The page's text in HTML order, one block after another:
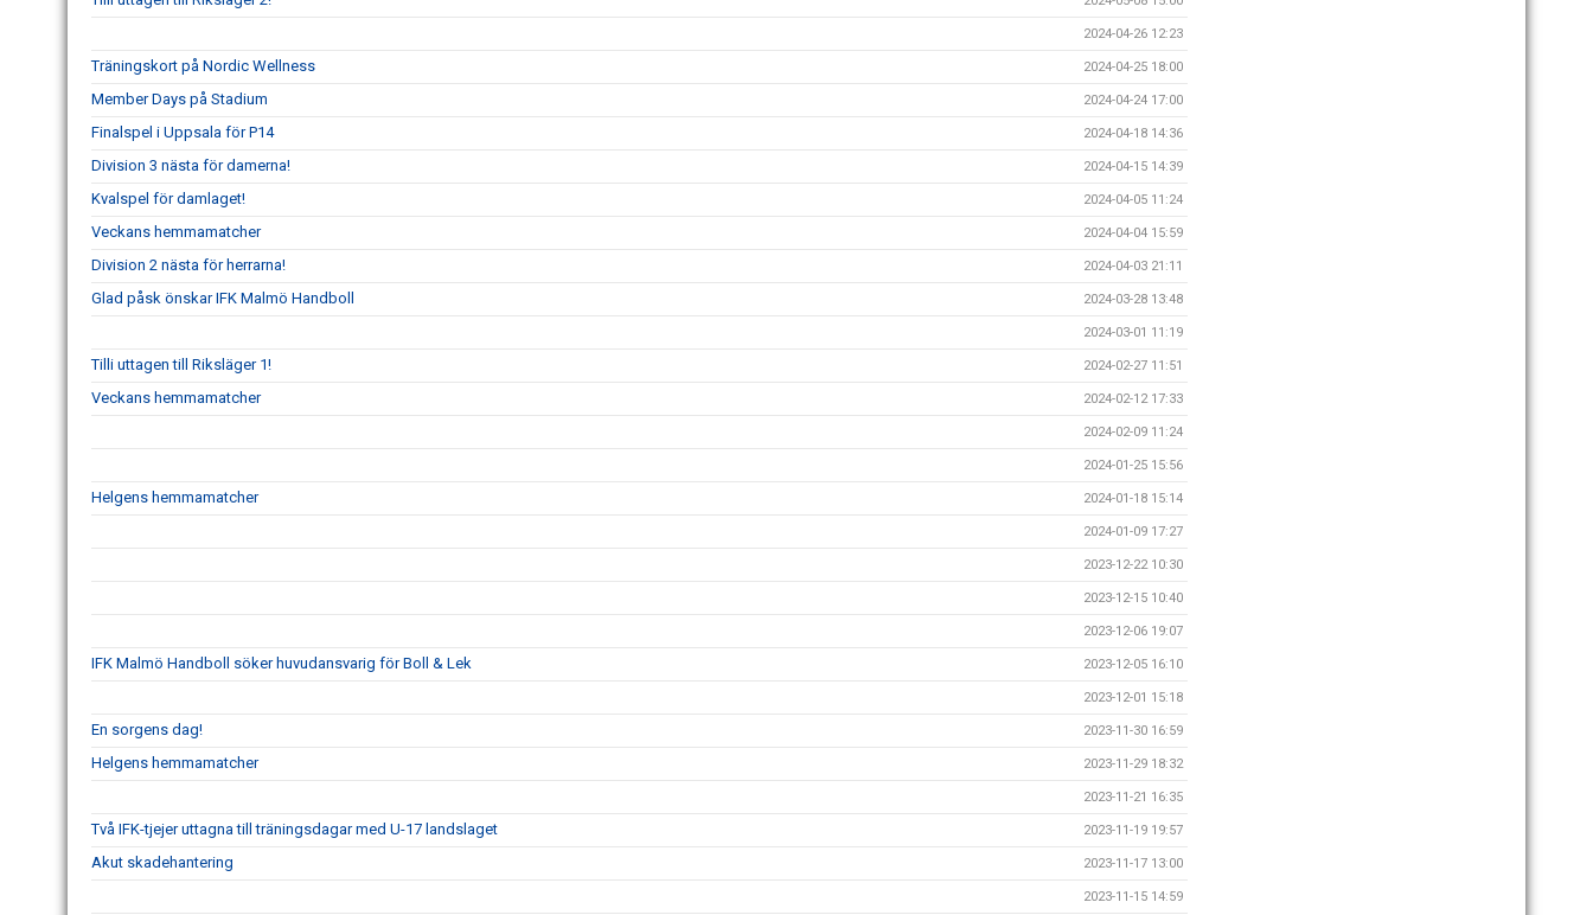
2024-04-26 12:23
Träningskort på Nordic Wellness 2024-04-25 18:00
Member Days på Stadium 2024-04-24 17:00
Finalspel i Uppsala för P14 2024-04-18 14:36
Division 3 nästa för damerna! 2024-04-15 14:39
Kvalspel för damlaget! 2024-04-05 11:24
Veckans hemmamatcher 2024-04-04 15:59
Division 2 nästa för herrarna! 2024-04-03 21:11
Glad påsk önskar IFK Malmö Handboll 2024-03-28 13:48
2024-03-01 11:19
Tilli uttagen till Riksläger 1! 2024-02-27 11:51
Veckans hemmamatcher 2024-02-12 17:33
2024-02-09 11:24
2024-01-25 15:56
Helgens hemmamatcher 2024-01-18 15:14
2024-01-09 17:27
2023-12-22 10:30
2023-12-15 10:40
2023-12-06 19:07
IFK Malmö Handboll söker huvudansvarig för Boll & Lek 2023-12-05 16:10
2023-12-01 15:18
En sorgens dag! 2023-11-30 16:59
Helgens hemmamatcher 2023-11-29 18:32
2023-11-21 16:35
Två IFK-tjejer uttagna till träningsdagar med U-17 landslaget 2023-11-19 19:57
Akut skadehantering 2023-11-17 13:00
2023-11-15 14:59